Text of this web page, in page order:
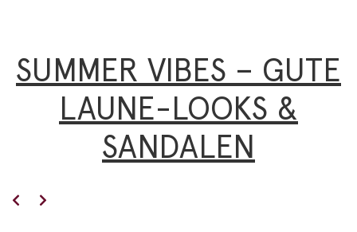
SUMMER VIBES – GUTE
LAUNE-LOOKS &
SANDALEN